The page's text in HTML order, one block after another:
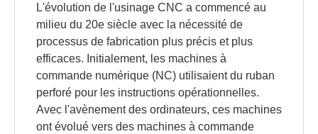
L'évolution de l'usinage CNC a commencé au
milieu du 20e siècle avec la nécessité de
processus de fabrication plus précis et plus
efficaces. Initialement, les machines à
commande numérique (NC) utilisaient du ruban
perforé pour les instructions opérationnelles.
Avec l'avènement des ordinateurs, ces machines
ont évolué vers des machines à commande